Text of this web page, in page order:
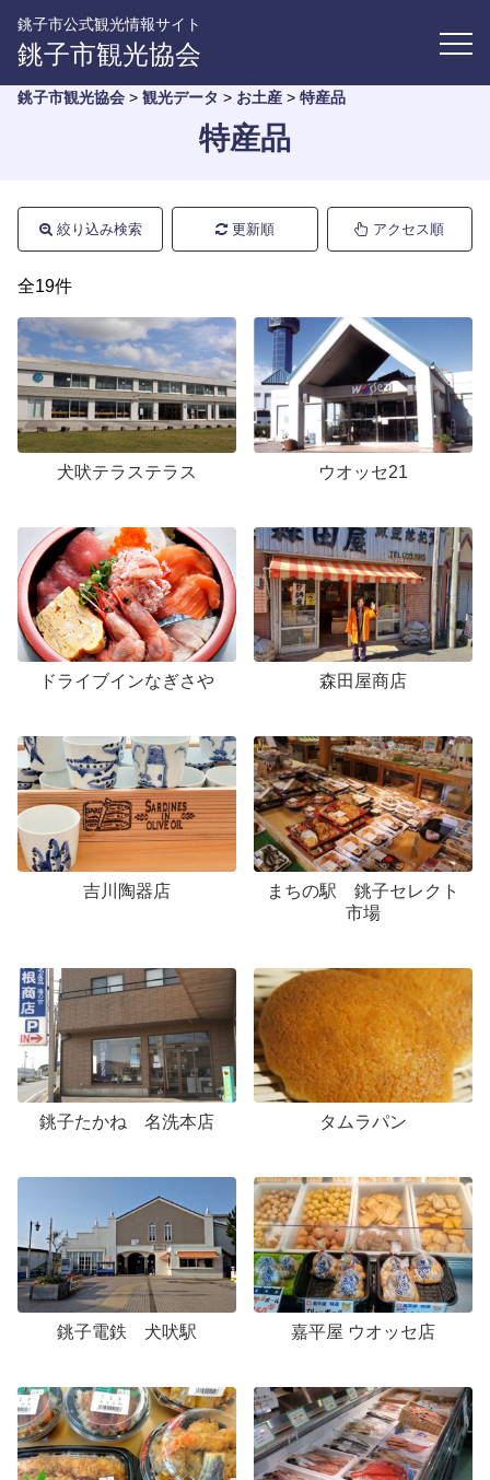
銚子市公式観光情報サイト
銚子市観光協会
銚子市観光協会 > 観光データ > お土産 > 特産品
特産品
絞り込み検索 更新順 アクセス順
全19件
犬吠テラステラス ウオッセ21
ドライブインなぎさや 森田屋商店
吉川陶器店
まちの駅 銚子セレクト
市場
銚子たかね 名洗本店 タムラパン
銚子電鉄 犬吠駅 嘉平屋 ウオッセ店